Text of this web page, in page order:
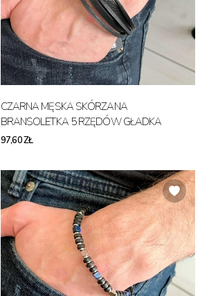
CZARNA MĘSKA SKÓRZANA
BRANSOLETKA 5 RZĘDÓW GŁADKA
97,60 ZŁ